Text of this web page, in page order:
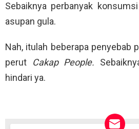
Sebaiknya perbanyak
asupan gula.
Nah, itulah beberapa penyebab
perut
Cakap People.
hindari ya.